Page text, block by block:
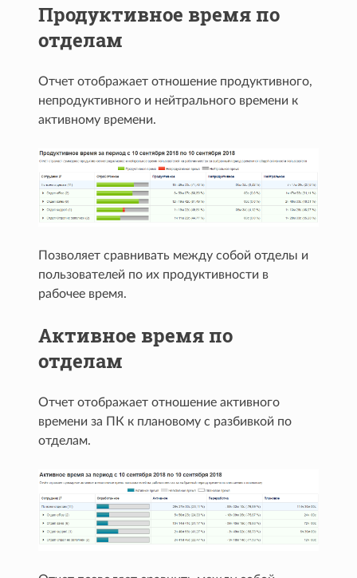
Продуктивное время по
отделам
Отчет отображает отношение продуктивного,
непродуктивного и нейтрального времени к
активному времени.
Позволяет сравнивать между собой отделы и
пользователей по их продуктивности в
рабочее время.
Активное время по
отделам
Отчет отображает отношение активного
времени за ПК к плановому с разбивкой по
отделам.